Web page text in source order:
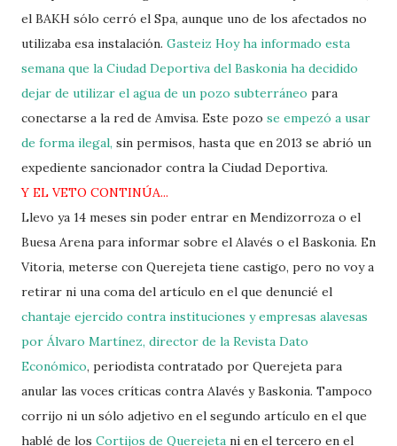
el BAKH sólo cerró el Spa, aunque uno de los afectados no
utilizaba esa instalación. Gasteiz Hoy ha informado esta
semana que la Ciudad Deportiva del Baskonia ha decidido
dejar de utilizar el agua de un pozo subterráneo para
conectarse a la red de Amvisa. Este pozo se empezó a usar
de forma ilegal, sin permisos, hasta que en 2013 se abrió un
expediente sancionador contra la Ciudad Deportiva.
Y EL VETO CONTINÚA...
Llevo ya 14 meses sin poder entrar en Mendizorroza o el
Buesa Arena para informar sobre el Alavés o el Baskonia. En
Vitoria, meterse con Querejeta tiene castigo, pero no voy a
retirar ni una coma del artículo en el que denuncié el
chantaje ejercido contra instituciones y empresas alavesas
por Álvaro Martínez, director de la Revista Dato
Económico, periodista contratado por Querejeta para
anular las voces críticas contra Alavés y Baskonia. Tampoco
corrijo ni un sólo adjetivo en el segundo artículo en el que
hablé de los Cortijos de Querejeta ni en el tercero en el